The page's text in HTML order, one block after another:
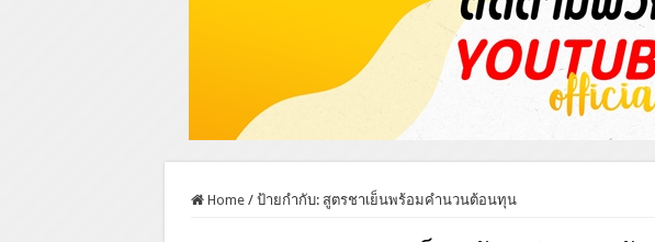
Home / ป้ายกำกับ: สูตรชาเย็นพร้อมคำนวนต้อนทุน